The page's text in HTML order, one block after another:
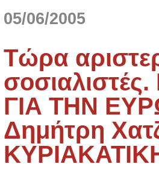
05/06/2005
Τώρα
ΓΙΑ ΤΗΝ
Δημήτρη